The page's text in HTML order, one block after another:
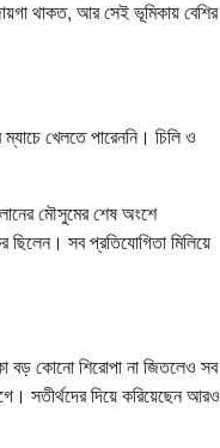
থাকত, আর সেই ভূমিকায় বেশির
খেলতে পারেননি। চিলি ও
মৌসুমের শেষ অংশে
ছিলেন। সব প্রতিযোগিতা মিলিয়ে
বড় কোনো শিরোপা না জিতলেও সব
সতীর্থদের দিয়ে করিয়েছেন আরও